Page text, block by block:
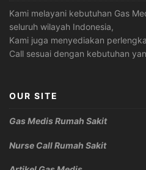
Kami melayani kebutuhan Gas
seluruh wilayah Indonesia,
Kami juga menyediakan
Call sesuai dengan kebutuhan
OUR SITE
Gas Medis Rumah Sakit
Nurse Call Rumah Sakit